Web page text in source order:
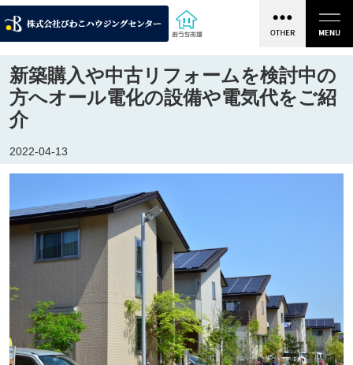
新築購入や中古リフォームを検討中の
方へオール電化の設備や電気代をご紹
介
2022-04-13